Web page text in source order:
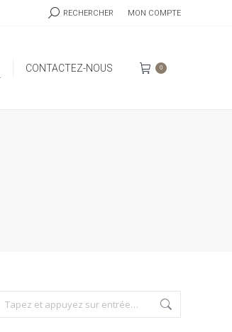
RECHERCHE
RECHERCHER MON COMPTE
CONTACTEZ-NOUS 0